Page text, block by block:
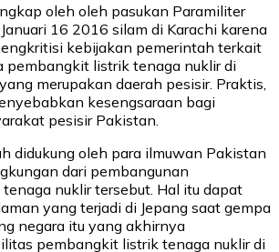
oleh oleh pasukan Paramiliter
16 2016 silam di Karachi karena
kebijakan pemerintah terkait
pembangkit listrik tenaga nuklir di
merupakan daerah pesisir. Praktis,
kesengsaraan bagi
pesisir Pakistan.
didukung oleh para ilmuwan Pakistan
dari pembangunan
nuklir tersebut. Hal itu dapat
yang terjadi di Jepang saat gempa
negara itu yang akhirnya
pembangkit listrik tenaga nuklir di